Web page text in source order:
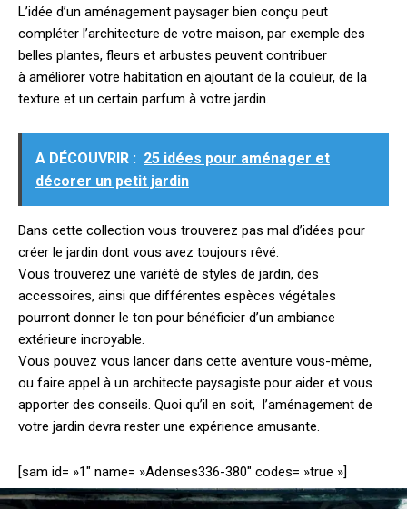
L’idée d’un aménagement paysager bien conçu peut
compléter l’architecture de votre maison, par exemple des
belles plantes, fleurs et arbustes peuvent contribuer
à améliorer votre habitation en ajoutant de la couleur, de la
texture et un certain parfum à votre jardin.
A DÉCOUVRIR : 25 idées pour aménager et
décorer un petit jardin
Dans cette collection vous trouverez pas mal d’idées pour
créer le jardin dont vous avez toujours rêvé.
Vous trouverez une variété de styles de jardin, des
accessoires, ainsi que différentes espèces végétales
pourront donner le ton pour bénéficier d’un ambiance
extérieure incroyable.
Vous pouvez vous lancer dans cette aventure vous-même,
ou faire appel à un architecte paysagiste pour aider et vous
apporter des conseils. Quoi qu’il en soit, l’aménagement de
votre jardin devra rester une expérience amusante.
[sam id= »1″ name= »Adenses336-380″ codes= »true »]